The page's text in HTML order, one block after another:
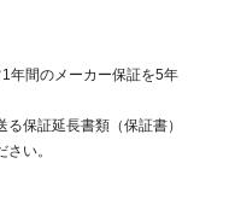
年間のメーカー保証を5年
保証延長書類（保証書）
い。